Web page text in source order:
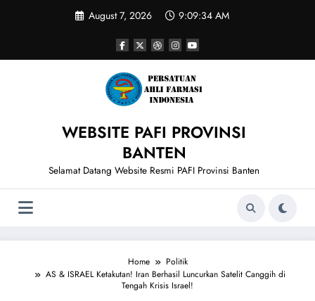
August 7, 2026 9:09:35 AM
WEBSITE PAFI PROVINSI
BANTEN
Selamat Datang Website Resmi PAFI Provinsi Banten
Home
Politik
AS & ISRAEL Ketakutan! Iran Berhasil Luncurkan Satelit Canggih di
Tengah Krisis Israel!